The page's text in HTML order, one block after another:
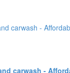
carwash -